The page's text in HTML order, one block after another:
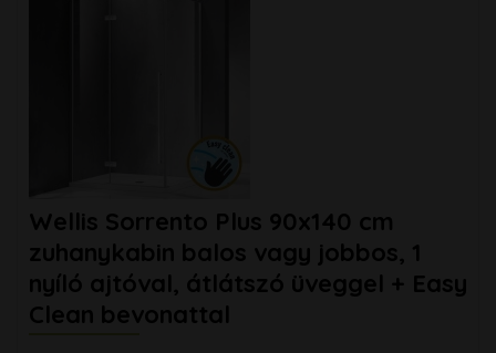
Wellis Sorrento Plus 90x140 cm
zuhanykabin balos vagy jobbos, 1
nyíló ajtóval, átlátszó üveggel + Easy
Clean bevonattal